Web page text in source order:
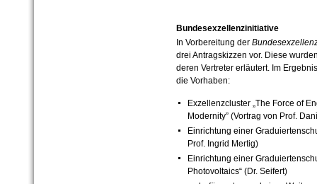
Bundesexzellenzinitiative
In Vorbereitung der
drei Antragskizzen vor. Diese
deren Vertreter erläutert. Im
die Vorhaben:
Exzellenzcluster „The Force of
Modernity” (Vortrag von Prof.
Einrichtung einer
Prof. Ingrid Mertig)
Einrichtung einer
Photovoltaics“ (Dr. Seifert)